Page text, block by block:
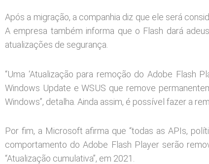
Após a migração, a companhia diz que ele será
A empresa também informa que o Flash dará
atualizações de segurança.
“Uma ‘Atualização para remoção do Adobe Flash
Windows Update e WSUS que remove
Windows”, detalha. Ainda assim, é possível fazer a
Por fim, a Microsoft afirma que “todas as APIs,
comportamento do Adobe Flash Player serão
“Atualização cumulativa”, em 2021.